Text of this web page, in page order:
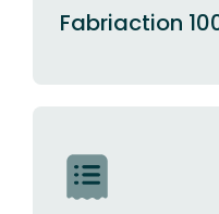
Fabriaction